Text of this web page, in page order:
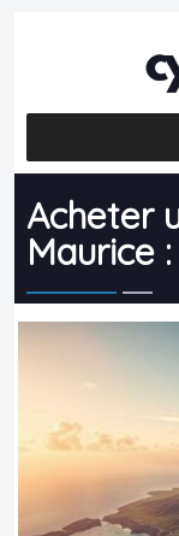
Acheter
Maurice